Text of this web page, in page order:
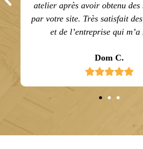
avoir obtenu des soumissions
Très satisfait des soumissions
qui m’a servi. »